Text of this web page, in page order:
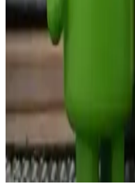
IMEI Numarası
Güvenliği ve Takibi
IMEI numarası olmadan
IMEI Değiştirme
Güvenlik Etkileri
IMEI değiştirme
riskleri ile etik konular
yasal sonuçlar göz önünde